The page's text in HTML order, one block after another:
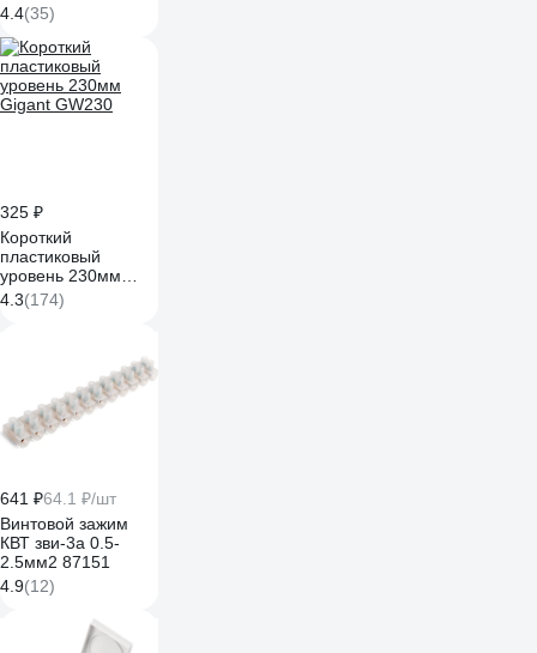
4.4(35)
325 ₽
Короткий
пластиковый
уровень 230мм
Gigant GW230
4.3(174)
641 ₽64.1 ₽/шт
Винтовой зажим
КВТ зви-3а 0.5-
2.5мм2 87151
4.9(12)